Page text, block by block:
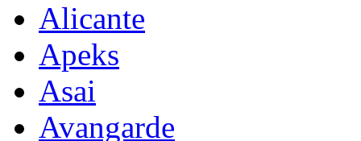
Alicante
Apeks
Asai
Avangarde